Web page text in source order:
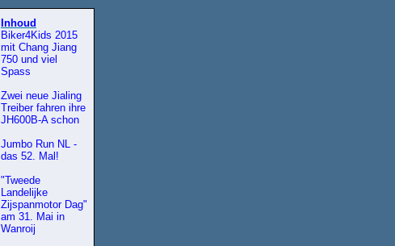
Inhoud
Biker4Kids 2015
mit Chang Jiang
750 und viel
Spass
Zwei neue Jialing
Treiber fahren ihre
JH600B-A schon
Jumbo Run NL -
das 52. Mal!
"Tweede
Landelijke
Zijspanmotor Dag"
am 31. Mai in
Wanroij